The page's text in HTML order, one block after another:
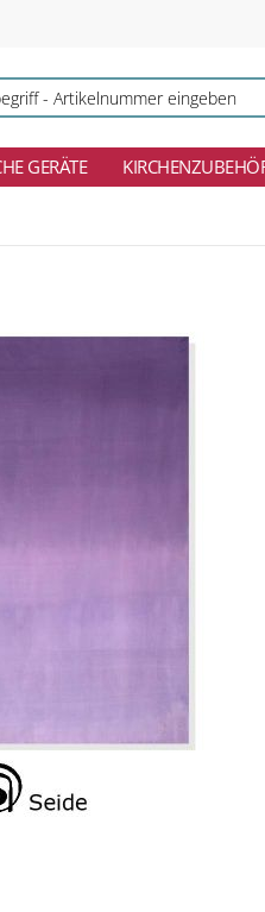
GERÄTE